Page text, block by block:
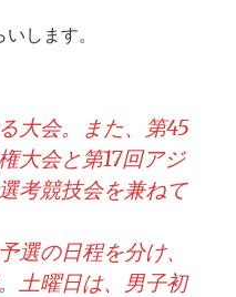
します。
大会。また、第45
大会と第17回アジ
考競技会を兼ねて
選の日程を分け、
土曜日は、男子初